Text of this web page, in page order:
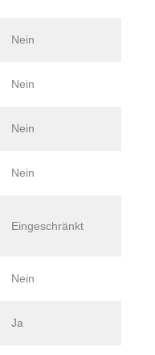
Nein
Nein
Nein
Nein
Eingeschränkt
Nein
Ja